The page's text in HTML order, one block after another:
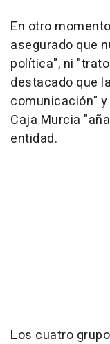
En otro
asegurado que
política", ni
destacado que
comunicación"
Caja Murcia
entidad.
Los cuatro